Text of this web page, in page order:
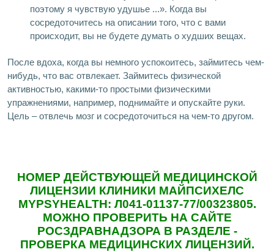
поэтому я чувствую удушье ...». Когда вы
сосредоточитесь на описании того, что с вами
происходит, вы не будете думать о худших вещах.
После вдоха, когда вы немного успокоитесь, займитесь чем-
нибудь, что вас отвлекает. Займитесь физической
активностью, какими-то простыми физическими
упражнениями, например, поднимайте и опускайте руки.
Цель – отвлечь мозг и сосредоточиться на чем-то другом.
НОМЕР ДЕЙСТВУЮЩЕЙ МЕДИЦИНСКОЙ
ЛИЦЕНЗИИ КЛИНИКИ МАЙПСИХЕЛС
MYPSYHEALTH: Л041-01137-77/00323805.
МОЖНО ПРОВЕРИТЬ НА САЙТЕ
РОСЗДРАВНАДЗОРА В РАЗДЕЛЕ -
ПРОВЕРКА МЕДИЦИНСКИХ ЛИЦЕНЗИЙ.